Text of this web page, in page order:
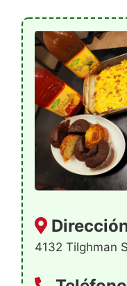
4132 Tilghman